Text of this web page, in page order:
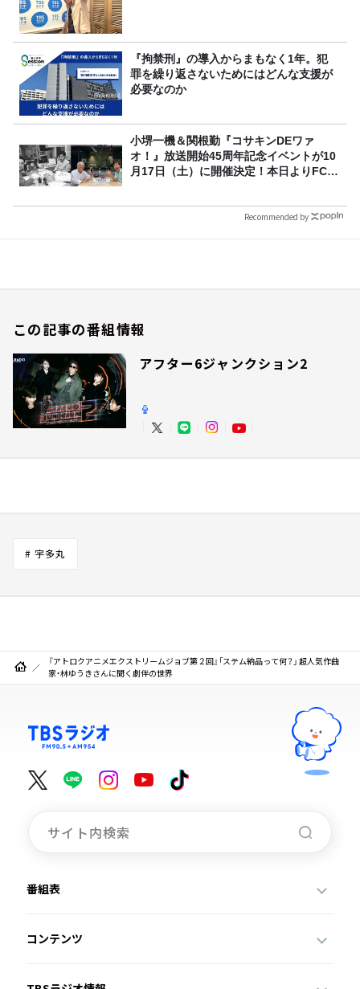
『拘禁刑』の導入からまもなく1年。犯
罪を繰り返さないためにはどんな支援が
必要なのか
小堺一機＆関根勤『コサキンDEワァ
オ！』放送開始45周年記念イベントが10
月17日（土）に開催決定！本日よりFC先
Recommended by
この記事の番組情報
アフター6ジャンクション2
# 宇多丸
『アトロクアニメエクストリームジョブ第２回』「ステム納品って何？」 超人気作曲
家・林ゆうきさんに聞く劇伴の世界
番組表
コンテンツ